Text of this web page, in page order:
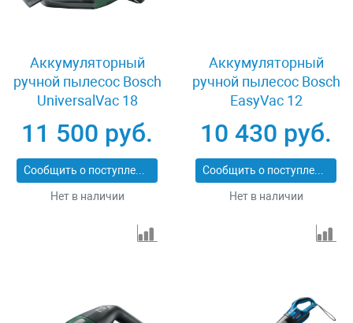
Аккумуляторный
ручной пылесос Bosch
UniversalVac 18
11 500 руб.
Сообщить о поступлении
Нет в наличии
Аккумуляторный
ручной пылесос Bosch
EasyVac 12
10 430 руб.
Сообщить о поступлении
Нет в наличии